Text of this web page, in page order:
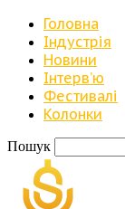
Головна
Індустрія
Новини
Iнтерв’ю
Фестивалі
Колонки
Пошук